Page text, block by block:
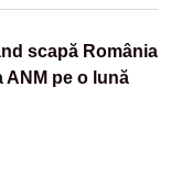
scapă România
ANM pe o lună